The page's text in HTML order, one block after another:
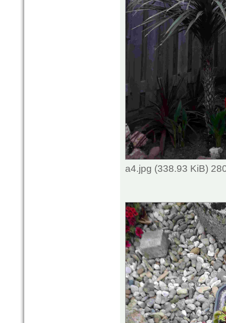
a4.jpg (338.93 KiB)